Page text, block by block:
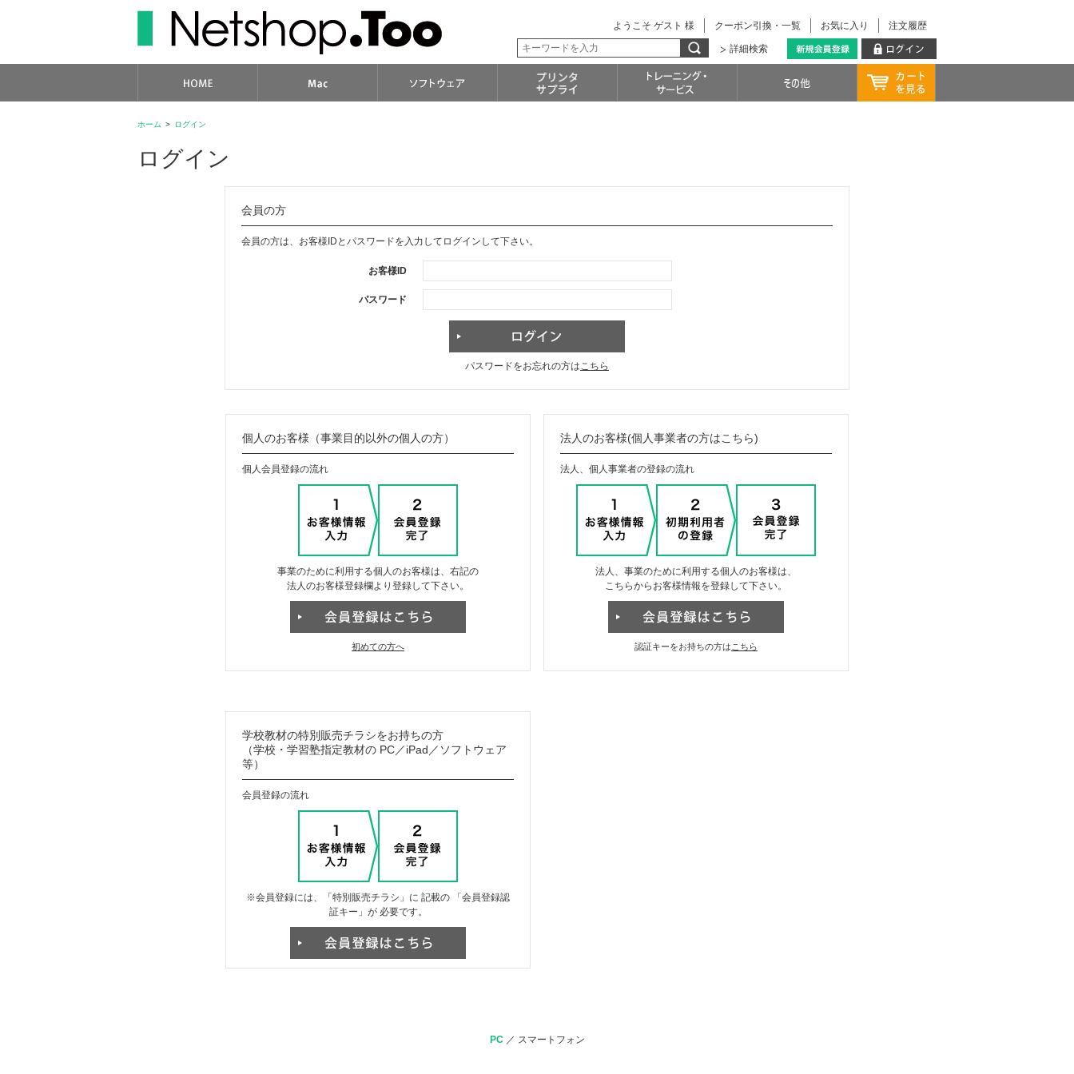
注文履歴
お気に入り
クーポン引換・一覧
ようこそ ゲスト 様
詳細検索
ホーム > ログイン
ログイン
会員の方
会員の方は、お客様IDとパスワードを入力してログインして下さい。
お客様ID
パスワード
パスワードをお忘れの方はこちら
個人のお客様（事業目的以外の個人の方）
個人会員登録の流れ
事業のために利用する個人のお客様は、右記の
法人のお客様登録欄より登録して下さい。
初めての方へ
法人のお客様(個人事業者の方はこちら)
法人、個人事業者の登録の流れ
法人、事業のために利用する個人のお客様は、
こちらからお客様情報を登録して下さい。
認証キーをお持ちの方は こちら
学校教材の特別販売チラシをお持ちの方
（学校・学習塾指定教材の PC／iPad／ソフトウェア
等）
会員登録の流れ
※会員登録には、「特別販売チラシ」に 記載の 「会員登録認
証キー」が 必要です。
PC／ スマートフォン